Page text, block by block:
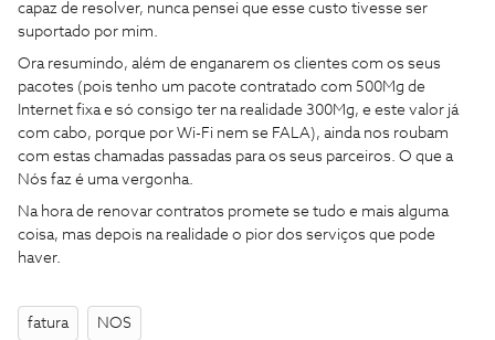
capaz de resolver, nunca pensei que esse custo tivesse ser
suportado por mim.
Ora resumindo, além de enganarem os clientes com os seus
pacotes (pois tenho um pacote contratado com 500Mg de
Internet fixa e só consigo ter na realidade 300Mg, e este valor já
com cabo, porque por Wi-Fi nem se FALA), ainda nos roubam
com estas chamadas passadas para os seus parceiros. O que a
Nós faz é uma vergonha.
Na hora de renovar contratos promete se tudo e mais alguma
coisa, mas depois na realidade o pior dos serviços que pode
haver.
fatura NOS